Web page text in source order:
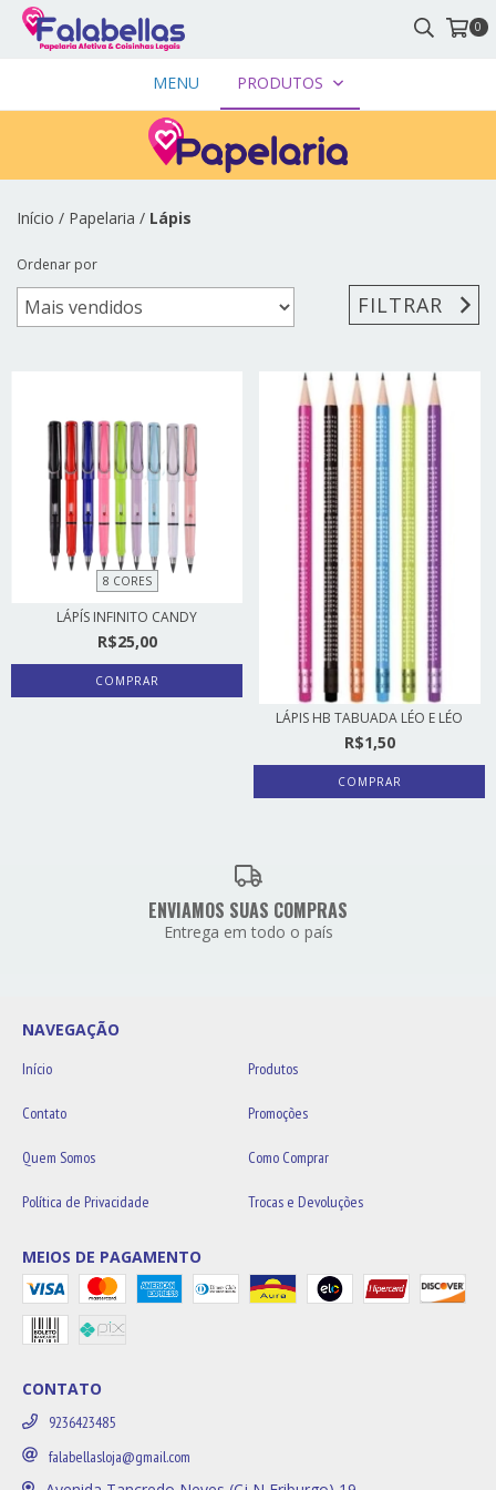
0
MENU PRODUTOS
Início / Papelaria / Lápis
Ordenar por
FILTRAR
8 CORES
LÁPÍS INFINITO CANDY
R$25,00
COMPRAR
LÁPIS HB TABUADA LÉO E LÉO
R$1,50
COMPRAR
ENVIAMOS SUAS COMPRAS
Entrega em todo o país
NAVEGAÇÃO
Início Produtos
Contato Promoções
Quem Somos Como Comprar
Política de Privacidade Trocas e Devoluções
MEIOS DE PAGAMENTO
CONTATO
9236423485
falabellasloja@gmail.com